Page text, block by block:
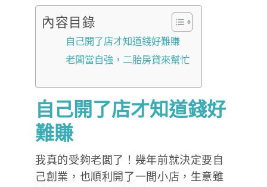
內容目錄
自己開了店才知道錢好難賺
老闆當自強，二胎房貸來幫忙
自己開了店才知道錢好
難賺
我真的受夠老闆了！幾年前就決定要自
己創業，也順利開了一間小店，生意雖